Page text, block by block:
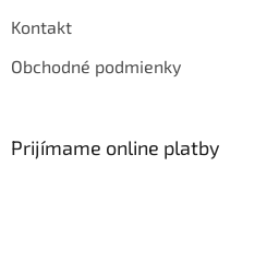
Kontakt
Obchodné podmienky
Prijímame online platby